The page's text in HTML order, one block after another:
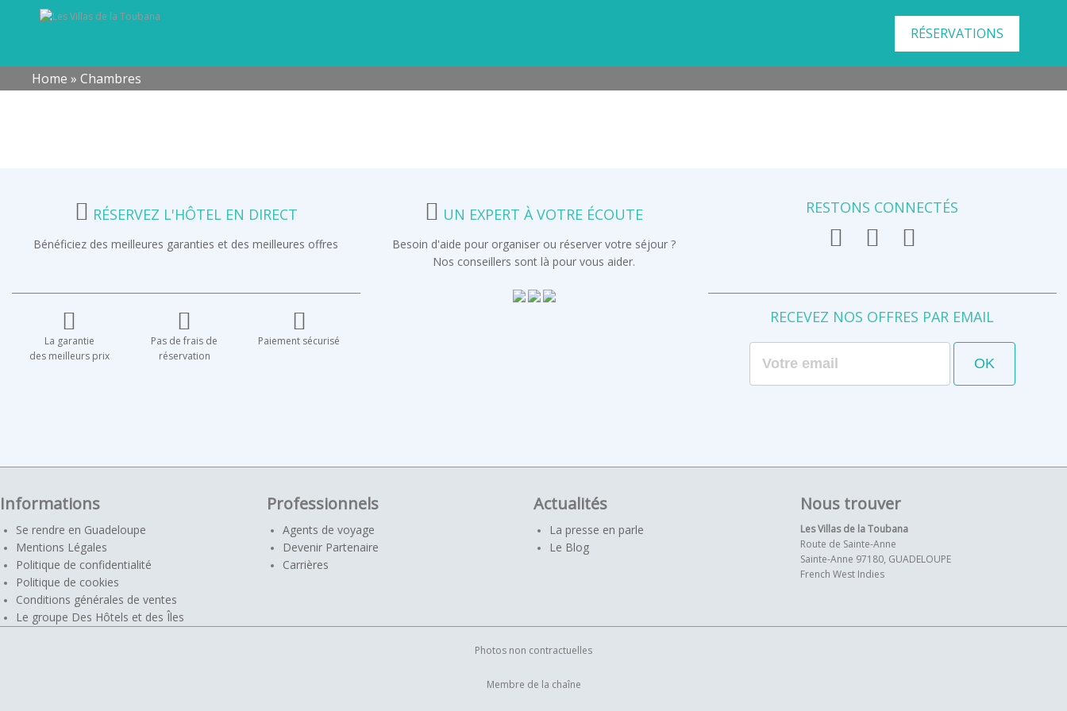
RÉSERVATIONS
Home » Chambres
RÉSERVEZ L'HÔTEL EN DIRECT
Bénéficiez des meilleures garanties et des meilleures offres
La garantie
des meilleurs prix
Pas de frais de
réservation
Paiement sécurisé
UN EXPERT À VOTRE ÉCOUTE
Besoin d'aide pour organiser ou réserver votre séjour ?
Nos conseillers sont là pour vous aider.
RESTONS CONNECTÉS
RECEVEZ NOS OFFRES PAR EMAIL
Informations
Se rendre en Guadeloupe
Mentions Légales
Politique de confidentialité
Politique de cookies
Conditions générales de ventes
Le groupe Des Hôtels et des Îles
Professionnels
Agents de voyage
Devenir Partenaire
Carrières
Actualités
La presse en parle
Le Blog
Nous trouver
Les Villas de la Toubana
Route de Sainte-Anne
Sainte-Anne 97180, GUADELOUPE
French West Indies
Photos non contractuelles
Membre de la chaîne